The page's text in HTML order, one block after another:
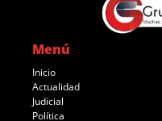
Menú
Inicio
Actualidad
Judicial
Política